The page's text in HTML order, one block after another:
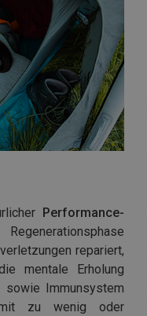
Performance-
repariert,
mentale Erholung
Immunsystem
zu wenig oder